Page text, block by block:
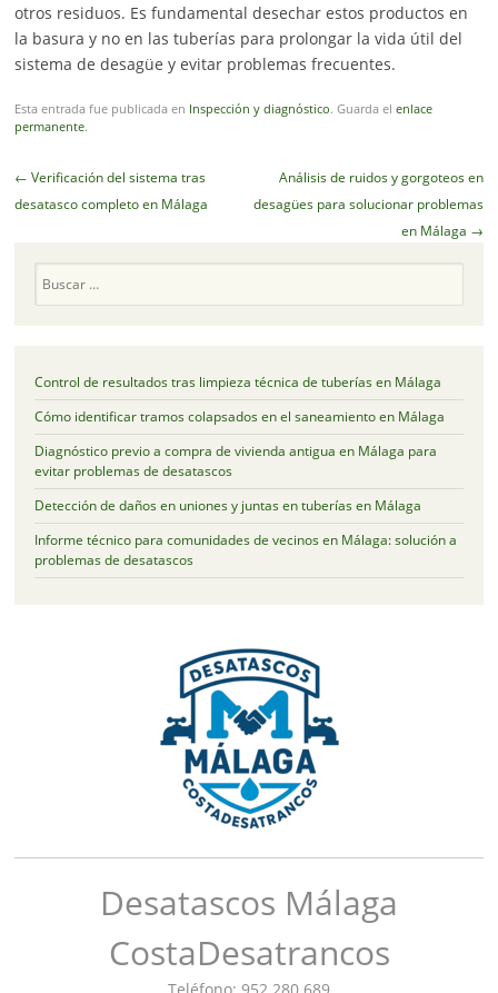
otros residuos. Es fundamental desechar estos productos en
la basura y no en las tuberías para prolongar la vida útil del
sistema de desagüe y evitar problemas frecuentes.
Esta entrada fue publicada en Inspección y diagnóstico. Guarda el enlace
permanente.
Navegador
de
← Verificación del sistema tras
desatasco completo en Málaga
Análisis de ruidos y gorgoteos en
desagües para solucionar problemas
en Málaga →
Control de resultados tras limpieza técnica de tuberías en Málaga
Cómo identificar tramos colapsados en el saneamiento en Málaga
Diagnóstico previo a compra de vivienda antigua en Málaga para
evitar problemas de desatascos
Detección de daños en uniones y juntas en tuberías en Málaga
Informe técnico para comunidades de vecinos en Málaga: solución a
problemas de desatascos
Desatascos Málaga
CostaDesatrancos
Teléfono: 952 280 689